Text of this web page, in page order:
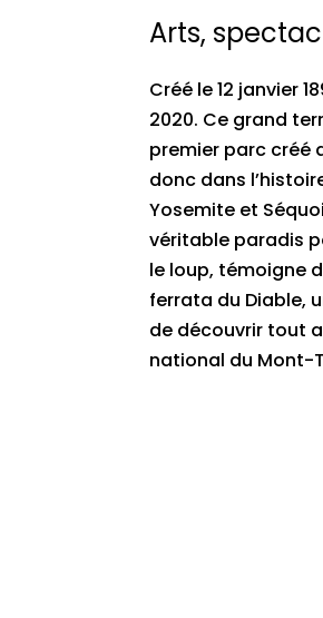
Arts,
Créé le 12 janvier
2020. Ce grand
premier parc créé
donc dans
Yosemite et
véritable paradis
le loup, témoigne
ferrata du Diable,
de découvrir tout
national du Mont-